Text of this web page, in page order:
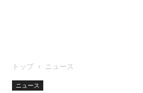
トップ ニュース
ニュース